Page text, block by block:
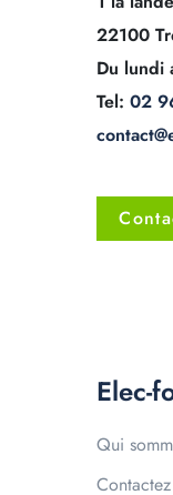
22100
Du lundi
Tel: 02
Elec-
Qui